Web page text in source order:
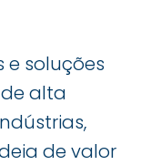
e soluções
alta
de valor